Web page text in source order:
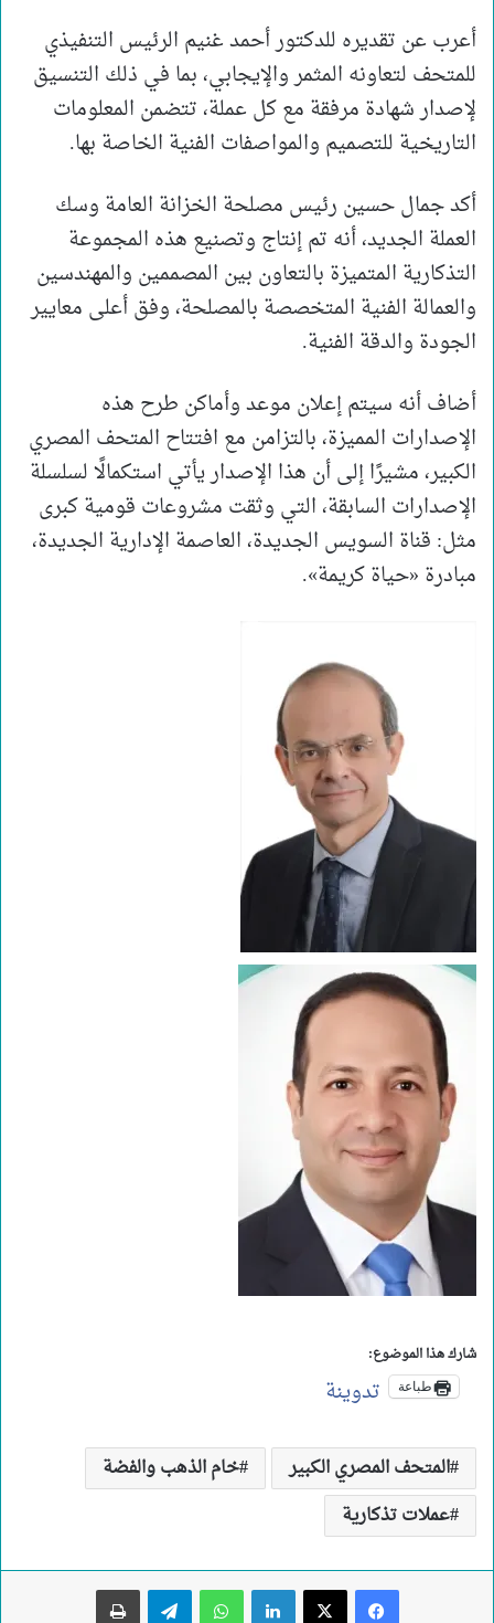
أعرب عن تقديره للدكتور أحمد غنيم الرئيس التنفيذي
للمتحف لتعاونه المثمر والإيجابي، بما في ذلك التنسيق
لإصدار شهادة مرفقة مع كل عملة، تتضمن المعلومات
التاريخية للتصميم والمواصفات الفنية الخاصة بها.
أكد جمال حسين رئيس مصلحة الخزانة العامة وسك
العملة الجديد، أنه تم إنتاج وتصنيع هذه المجموعة
التذكارية المتميزة بالتعاون بين المصممين والمهندسين
والعمالة الفنية المتخصصة بالمصلحة، وفق أعلى معايير
الجودة والدقة الفنية.
أضاف أنه سيتم إعلان موعد وأماكن طرح هذه
الإصدارات المميزة، بالتزامن مع افتتاح المتحف المصري
الكبير، مشيرًا إلى أن هذا الإصدار يأتي استكمالًا لسلسلة
الإصدارات السابقة، التي وثقت مشروعات قومية كبرى
مثل: قناة السويس الجديدة، العاصمة الإدارية الجديدة،
مبادرة «حياة كريمة».
شارك هذا الموضوع:
طباعة تدوينة
المتحف المصري الكبير
خام الذهب والفضة
عملات تذكارية
لينكدإن واتساب تيلقرام طباعة